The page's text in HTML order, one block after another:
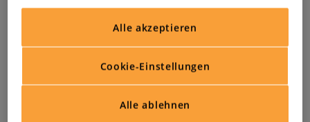
Bereitschaft zur Arbeit im 3-Schicht-System
Gute Deutschkenntnisse in Wort und Schrift,
Englischkenntnisse von Vorteil
Teamgeist, Zuverlässigkeit und Qualitätsbewusstsein
Interessiert?
Cookie-Einstellungen
Alle ablehnen
Alle akzeptieren